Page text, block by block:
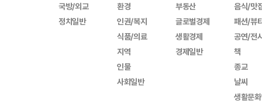
국방/외교
정치일반
환경
인권/복지
식품/의료
지역
인물
사회일반
부동산
글로벌경제
생활경제
경제일반
음식/맛
패션/뷰
공연/전
책
종교
날씨
생활문